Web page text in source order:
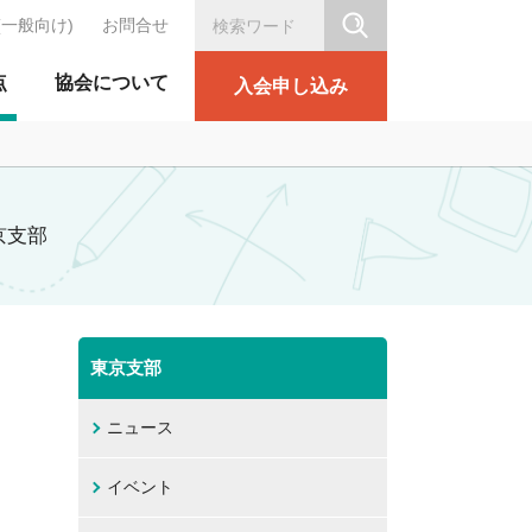
テーション協会
協会について 入会申し込み
般向け) お問合せ
支部
東京支部
ニュース
イベント